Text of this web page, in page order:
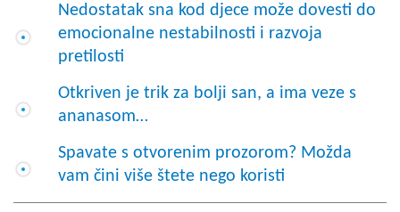
Nedostatak sna kod djece može dovesti do
emocionalne nestabilnosti i razvoja
pretilosti
Otkriven je trik za bolji san, a ima veze s
ananasom…
Spavate s otvorenim prozorom? Možda
vam čini više štete nego koristi